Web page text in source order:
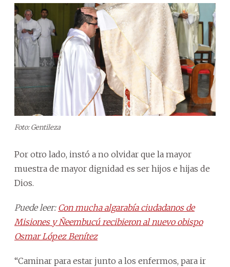
Foto: Gentileza
Por otro lado, instó a no olvidar que la mayor
muestra de mayor dignidad es ser hijos e hijas de
Dios.
Puede leer: Con mucha algarabía ciudadanos de
Misiones y Ñeembucú recibieron al nuevo obispo
Osmar López Benítez
“Caminar para estar junto a los enfermos, para ir